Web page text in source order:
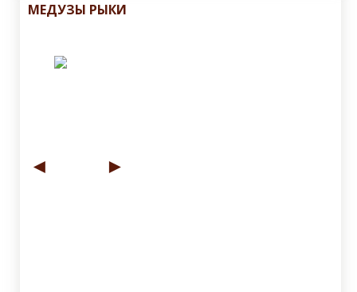
МЕДУЗЫ РЫКИ
◄ ►